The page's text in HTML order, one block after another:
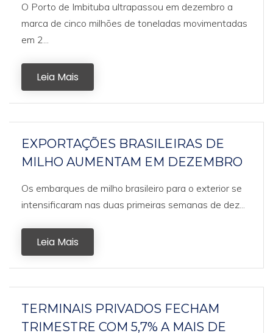
O Porto de Imbituba ultrapassou em dezembro a
marca de cinco milhões de toneladas movimentadas
em 2...
Leia Mais
EXPORTAÇÕES BRASILEIRAS DE
MILHO AUMENTAM EM DEZEMBRO
Os embarques de milho brasileiro para o exterior se
intensificaram nas duas primeiras semanas de dez...
Leia Mais
TERMINAIS PRIVADOS FECHAM
TRIMESTRE COM 5,7% A MAIS DE